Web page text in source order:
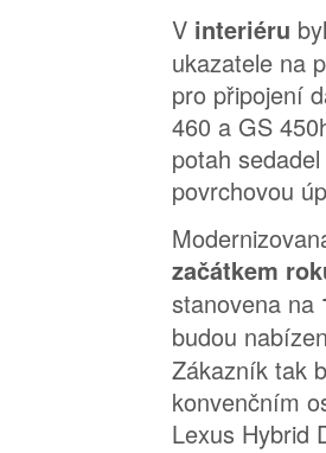
V interiéru
ukazatele na
pro připojení
460 a GS
potah
povrchovou
začátkem
stanovena na
budou
Zákazník tak
konvenčním
Lexus Hybrid